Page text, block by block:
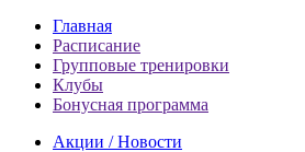
Главная
Расписание
Групповые тренировки
Клубы
Бонусная программа
Акции / Новости